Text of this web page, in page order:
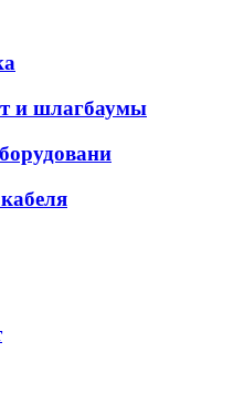
и шлагбаумы